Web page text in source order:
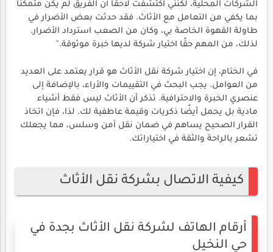
الشركات المحلية، لكنني اكتشفت لاحقًا أن الفريق لم يكن متمكنًا
بما يكفي من التعامل مع الأثاث. فقد حدثت بعض الأضرار في
طاولة القهوة الخاصة بي، وكان من الصعب استرداد الأضرار.
لذلك، من المهم حقًا اختيار شركة لديها خبرة موثوقة."
في الختام، إن اختيار شركة نقل الأثاث هو قرار يعتمد على العديد
من العوامل. يجب البحث في التقييمات والأراء، بالإضافة إلى
عنصري الخبرة والاحترافية. تذكر أن الأثاث ليس فقط أشياء
مادية بل يحمل أيضًا ذكريات وقيمة عاطفية لك. لذا، فإن اتخاذ
القرار الصحيح يساهم في ضمان نقل آمن وسلس، مما يجعلك
تشعر بالراحة والثقة في اختياراتك.
كيفية الاتصال بشركة نقل الأثاث
أرقام الهاتف لشركة نقل الأثاث بجدة في
حي النخيل